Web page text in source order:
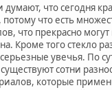
что сегодня
потому что есть
что прекрасно
Кроме того стекло
увечья. По
сотни
которые